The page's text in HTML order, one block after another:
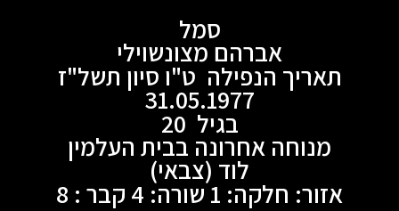
סמל
אברהם מצונשוילי
תאריך הנפילה ט"ו סיון תשל"ז
31.05.1977
בגיל 20
מנוחה אחרונה בבית העלמין
לוד (צבאי)
אזור: חלקה: 1 שורה: 4 קבר : 8